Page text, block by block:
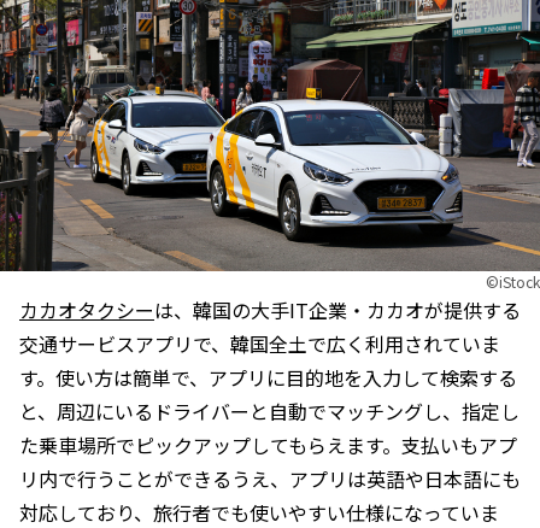
©︎iStock
カカオタクシーは、韓国の大手IT企業・カカオが提供する
交通サービスアプリで、韓国全土で広く利用されていま
す。使い方は簡単で、アプリに目的地を入力して検索する
と、周辺にいるドライバーと自動でマッチングし、指定し
た乗車場所でピックアップしてもらえます。支払いもアプ
リ内で行うことができるうえ、アプリは英語や日本語にも
対応しており、旅行者でも使いやすい仕様になっていま